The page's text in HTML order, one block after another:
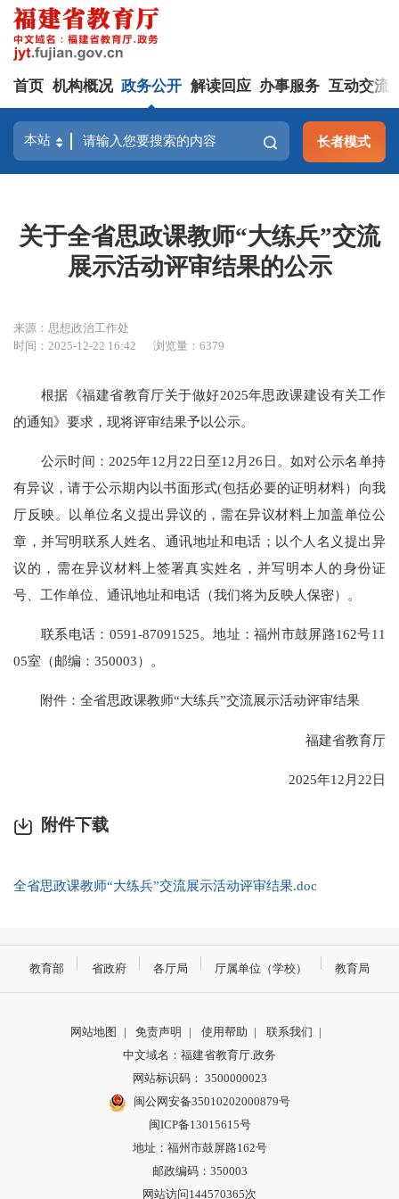
首页 机构概况 政务公开 解读回应 办事服务 互动交流
长者模式
关于全省思政课教师“大练兵”交流
展示活动评审结果的公示
来源：思想政治工作处
时间：2025-12-22 16:42
浏览量：6379
根据《福建省教育厅关于做好2025年思政课建设有关工作
的通知》要求，现将评审结果予以公示。
公示时间：2025年12月22日至12月26日。如对公示名单持
有异议，请于公示期内以书面形式(包括必要的证明材料）向我
厅反映。以单位名义提出异议的，需在异议材料上加盖单位公
章，并写明联系人姓名、通讯地址和电话；以个人名义提出异
议的，需在异议材料上签署真实姓名，并写明本人的身份证
号、工作单位、通讯地址和电话（我们将为反映人保密）。
联系电话：0591-87091525。地址：福州市鼓屏路162号11
05室（邮编：350003）。
附件：全省思政课教师“大练兵”交流展示活动评审结果
福建省教育厅
2025年12月22日
附件下载
全省思政课教师“大练兵”交流展示活动评审结果.doc
教育部 省政府 各厅局 厅属单位（学校） 教育局
网站地图 | 免责声明 | 使用帮助 | 联系我们 |
中文域名：福建省教育厅.政务
网站标识码： 3500000023
闽公网安备35010202000879号
闽ICP备13015615号
地址：福州市鼓屏路162号
邮政编码：350003
网站访问144570365次